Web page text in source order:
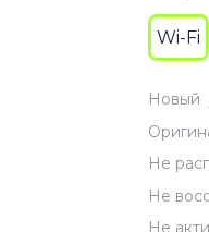
Wi-Fi
Новый
Не
Не
Не